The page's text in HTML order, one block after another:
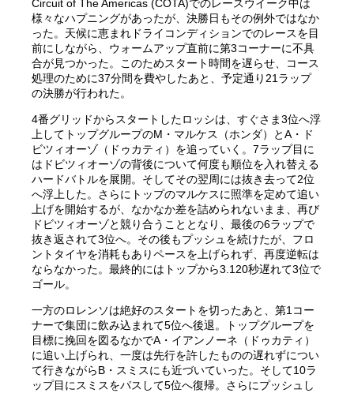
Circuit of The Americas (COTA)でのレースウイーク中は
様々なハプニングがあったが、決勝日もその例外ではなか
った。天候に恵まれドライコンディションでのレースを目
前にしながら、ウォームアップ直前に第3コーナーに不具
合が見つかった。このためスタート時間を遅らせ、コース
処理のために37分間を費やしたあと、予定通り21ラップ
の決勝が行われた。
4番グリッドからスタートしたロッシは、すぐさま3位へ浮
上してトップグループのM・マルケス（ホンダ）とA・ド
ビツィオーゾ（ドゥカティ）を追っていく。7ラップ目に
はドビツィオーゾの背後について何度も順位を入れ替える
ハードバトルを展開。そしてその翌周には抜き去って2位
へ浮上した。さらにトップのマルケスに照準を定めて追い
上げを開始するが、なかなか差を詰められないまま、再び
ドビツィオーゾと競り合うこととなり、最後の6ラップで
抜き返されて3位へ。その後もプッシュを続けたが、フロ
ントタイヤを消耗もありペースを上げられず、再度逆転は
ならなかった。最終的にはトップから3.120秒遅れて3位で
ゴール。
一方のロレンソは絶好のスタートを切ったあと、第1コー
ナーで集団に飲み込まれて5位へ後退。トップグループを
目標に挽回を図るなかでA・イアンノーネ（ドゥカティ）
に追い上げられ、一度は先行を許したものの遅れずについ
て行きながらB・スミスにも近づいていった。そして10ラ
ップ目にスミスをパスして5位へ復帰。さらにプッシュし